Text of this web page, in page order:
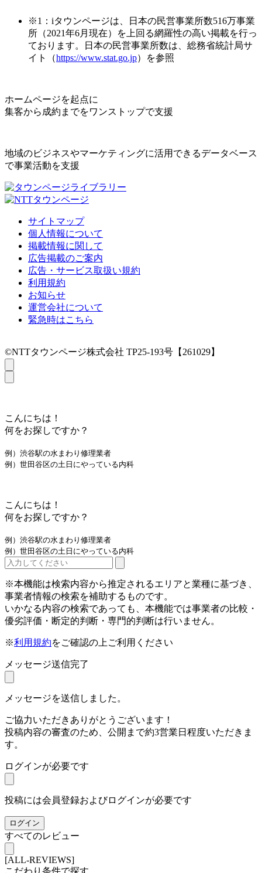
※1：iタウンページは、日本の民営事業所数516万事業
所（2021年6月現在）を上回る網羅性の高い掲載を行っ
ております。日本の民営事業所数は、総務省統計局サ
イト（https://www.stat.go.jp）を参照
ホームページを起点に
集客から成約までをワンストップで支援
地域のビジネスやマーケティングに活用できるデータベース
で事業活動を支援
サイトマップ
個人情報について
掲載情報に関して
広告掲載のご案内
広告・サービス取扱い規約
利用規約
お知らせ
運営会社について
緊急時はこちら
©NTTタウンページ株式会社 TP25-193号【261029】
こんにちは！
何をお探しですか？
例）渋谷駅の水まわり修理業者
例）世田谷区の土日にやっている内科
こんにちは！
何をお探しですか？
例）渋谷駅の水まわり修理業者
例）世田谷区の土日にやっている内科
※本機能は検索内容から推定されるエリアと業種に基づき、
事業者情報の検索を補助するものです。
いかなる内容の検索であっても、本機能では事業者の比較・
優劣評価・断定的判断・専門的判断は行いません。
※利用規約をご確認の上ご利用ください
メッセージ送信完了
メッセージを送信しました。
ご協力いただきありがとうございます！
投稿内容の審査のため、公開まで約3営業日程度いただきま
す。
ログインが必要です
投稿には会員登録およびログインが必要です
ログイン
すべてのレビュー
[ALL-REVIEWS]
こだわり条件で探す